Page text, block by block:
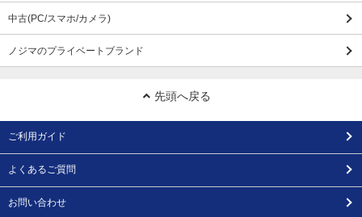
中古(PC/スマホ/カメラ)
ノジマのプライベートブランド
先頭へ戻る
ご利用ガイド
よくあるご質問
お問い合わせ